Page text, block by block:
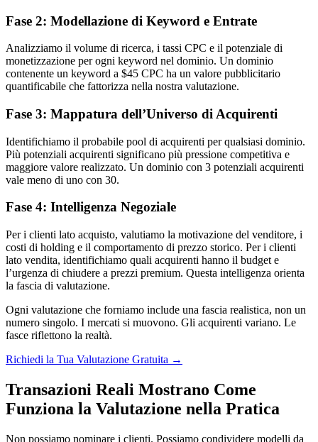
Fase 2: Modellazione di Keyword e Entrate
Analizziamo il volume di ricerca, i tassi CPC e il potenziale di
monetizzazione per ogni keyword nel dominio. Un dominio
contenente un keyword a $45 CPC ha un valore pubblicitario
quantificabile che fattorizza nella nostra valutazione.
Fase 3: Mappatura dell’Universo di Acquirenti
Identifichiamo il probabile pool di acquirenti per qualsiasi dominio.
Più potenziali acquirenti significano più pressione competitiva e
maggiore valore realizzato. Un dominio con 3 potenziali acquirenti
vale meno di uno con 30.
Fase 4: Intelligenza Negoziale
Per i clienti lato acquisto, valutiamo la motivazione del venditore, i
costi di holding e il comportamento di prezzo storico. Per i clienti
lato vendita, identifichiamo quali acquirenti hanno il budget e
l’urgenza di chiudere a prezzi premium. Questa intelligenza orienta
la fascia di valutazione.
Ogni valutazione che forniamo include una fascia realistica, non un
numero singolo. I mercati si muovono. Gli acquirenti variano. Le
fasce riflettono la realtà.
Richiedi la Tua Valutazione Gratuita →
Transazioni Reali Mostrano Come
Funziona la Valutazione nella Pratica
Non possiamo nominare i clienti. Possiamo condividere modelli da